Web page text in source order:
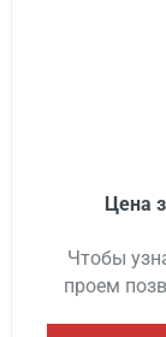
Цена
Чтобы
проем